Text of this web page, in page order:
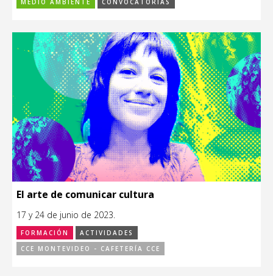
MEDIO AMBIENTE CONVOCATORIAS
El arte de comunicar cultura
17 y 24 de junio de 2023.
FORMACIÓN
ACTIVIDADES
CCE MONTEVIDEO - CAFETERÍA CCE